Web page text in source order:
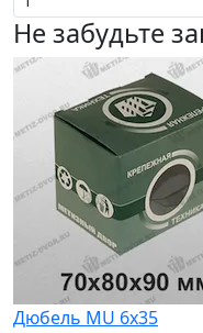
Не забудьте
Дюбель MU 6х35